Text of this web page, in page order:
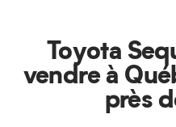
Toyota
vendre à
près